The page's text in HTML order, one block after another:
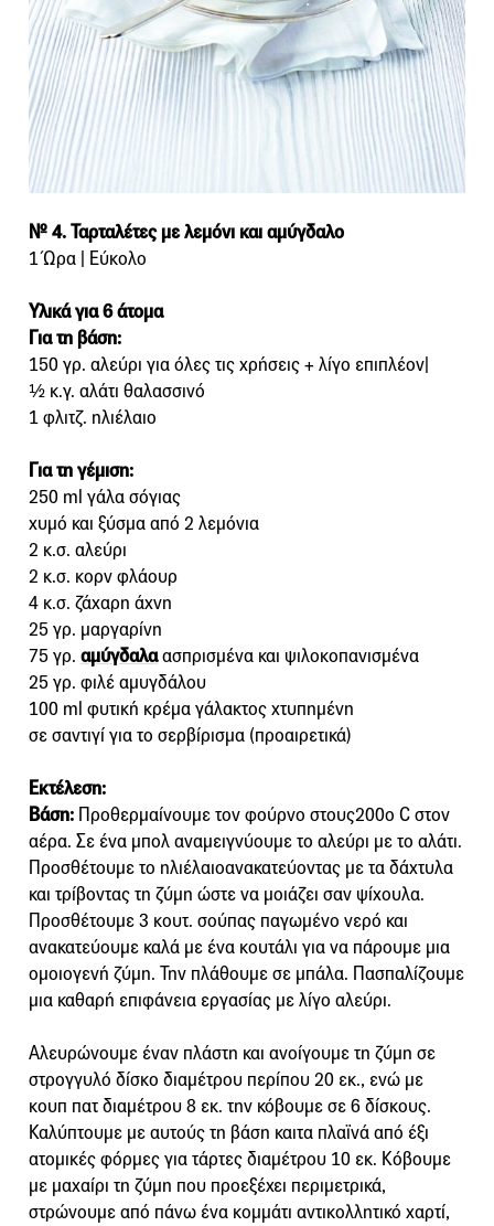
№ 4. Ταρταλέτες με λεμόνι και αμύγδαλο
1 Ώρα | Εύκολο
Υλικά για 6 άτομα
Για τη βάση:
150 γρ. αλεύρι για όλες τις χρήσεις + λίγο επιπλέον|
½ κ.γ. αλάτι θαλασσινό
1 φλιτζ. ηλιέλαιο
Για τη γέμιση:
250 ml γάλα σόγιας
χυμό και ξύσμα από 2 λεμόνια
2 κ.σ. αλεύρι
2 κ.σ. κορν φλάουρ
4 κ.σ. ζάχαρη άχνη
25 γρ. μαργαρίνη
75 γρ. αµύγδαλαασπρισµένα και ψιλοκοπανισµένα
25 γρ. φιλέ αµυγδάλου
100 ml φυτική κρέµα γάλακτος χτυπηµένη
σε σαντιγί για το σερβίρισµα (προαιρετικά)
Εκτέλεση:
Βάση: Προθερμαίνουμε τον φούρνο στους200ο C στον
αέρα. Σε ένα μπολ αναμειγνύουμε το αλεύρι με το αλάτι.
Προσθέτουμε το ηλιέλαιοανακατεύοντας με τα δάχτυλα
και τρίβοντας τη ζύμη ώστε να μοιάζει σαν ψίχουλα.
Προσθέτουμε 3 κουτ. σούπας παγωμένο νερό και
ανακατεύουμε καλά με ένα κουτάλι για να πάρουμε μια
ομοιογενή ζύμη. Την πλάθουμε σε μπάλα. Πασπαλίζουμε
μια καθαρή επιφάνεια εργασίας με λίγο αλεύρι.
Αλευρώνουμε έναν πλάστη και ανοίγουμε τη ζύμη σε
στρογγυλό δίσκο διαμέτρου περίπου 20 εκ., ενώ με
κουπ πατ διαμέτρου 8 εκ. την κόβουμε σε 6 δίσκους.
Καλύπτουμε με αυτούς τη βάση καιτα πλαϊνά από έξι
ατοµικές φόρµες για τάρτες διαµέτρου 10 εκ. Κόβουμε
με μαχαίρι τη ζύμη που προεξέχει περιμετρικά,
στρώνουμε από πάνω ένα κομμάτι αντικολλητικό χαρτί,